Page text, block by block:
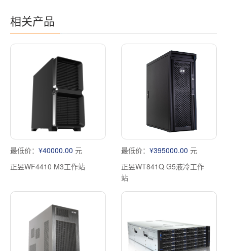
相关产品
最低价： ¥40000.00 元
正昱WF4410 M3工作站
最低价： ¥395000.00 元
正昱WT841Q G5液冷工作
站